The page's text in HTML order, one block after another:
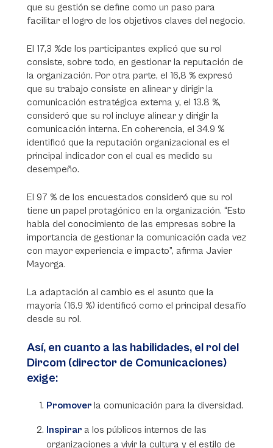
que su gestión se define como un paso para
facilitar el logro de los objetivos claves del negocio.
El 17,3 %de los participantes explicó que su rol
consiste, sobre todo, en gestionar la reputación de
la organización. Por otra parte, el 16,8 % expresó
que su trabajo consiste en alinear y dirigir la
comunicación estratégica externa y, el 13.8 %,
consideró que su rol incluye alinear y dirigir la
comunicación interna. En coherencia, el 34.9 %
identificó que la reputación organizacional es el
principal indicador con el cual es medido su
desempeño.
El 97 % de los encuestados consideró que su rol
tiene un papel protagónico en la organización. “Esto
habla del conocimiento de las empresas sobre la
importancia de gestionar la comunicación cada vez
con mayor experiencia e impacto”, afirma Javier
Mayorga.
La adaptación al cambio es el asunto que la
mayoría (16.9 %) identificó como el principal desafío
desde su rol.
Así, en cuanto a las habilidades, el rol del
Dircom (director de Comunicaciones)
exige:
Promover la comunicación para la diversidad.
Inspirar a los públicos internos de las
organizaciones a vivir la cultura y el estilo de